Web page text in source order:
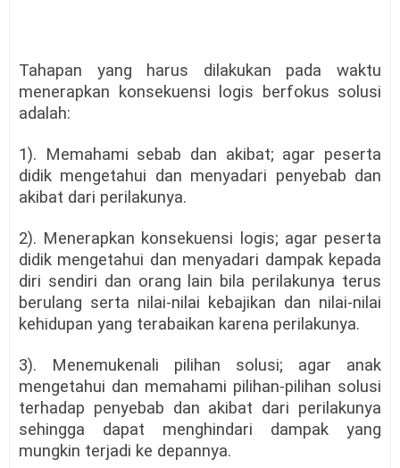
Tahapan yang harus dilakukan pada waktu
menerapkan konsekuensi logis berfokus solusi
adalah:
1). Memahami sebab dan akibat; agar peserta
didik mengetahui dan menyadari penyebab dan
akibat dari perilakunya.
2). Menerapkan konsekuensi logis; agar peserta
didik mengetahui dan menyadari dampak kepada
diri sendiri dan orang lain bila perilakunya terus
berulang serta nilai-nilai kebajikan dan nilai-nilai
kehidupan yang terabaikan karena perilakunya.
3). Menemukenali pilihan solusi; agar anak
mengetahui dan memahami pilihan-pilihan solusi
terhadap penyebab dan akibat dari perilakunya
sehingga dapat menghindari dampak yang
mungkin terjadi ke depannya.